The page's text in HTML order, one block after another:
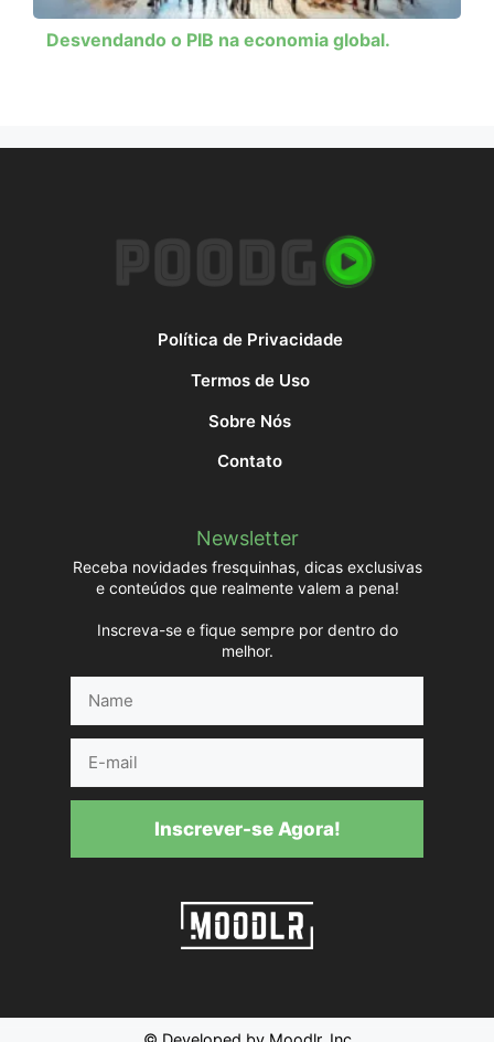
Desvendando o PIB na economia global.
Política de Privacidade
Termos de Uso
Sobre Nós
Contato
Newsletter
Receba novidades fresquinhas, dicas exclusivas
e conteúdos que realmente valem a pena!
Inscreva-se e fique sempre por dentro do
melhor.
mail
Inscrever-se Agora!